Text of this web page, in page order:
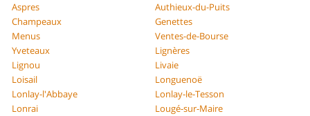
Aspres
Authieux-du-Puits
Champeaux
Genettes
Menus
Ventes-de-Bourse
Yveteaux
Lignères
Lignou
Livaie
Loisail
Longuenoë
Lonlay-l'Abbaye
Lonlay-le-Tesson
Lonrai
Lougé-sur-Maire